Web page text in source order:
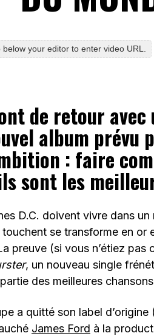
below your editor to enter video URL.
de retour avec
album prévu
: faire
sont les
D.C. doivent vivre dans
se transforme en or
preuve (si vous n’étiez pas
, un nouveau single
des meilleures
a quitté son label
James Ford à la